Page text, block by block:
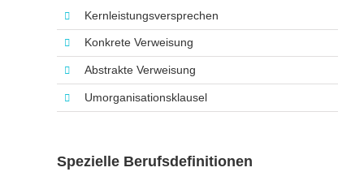
Kernleistungsversprechen
Konkrete Verweisung
Abstrakte Verweisung
Umorganisationsklausel
Spezielle Berufsdefinitionen